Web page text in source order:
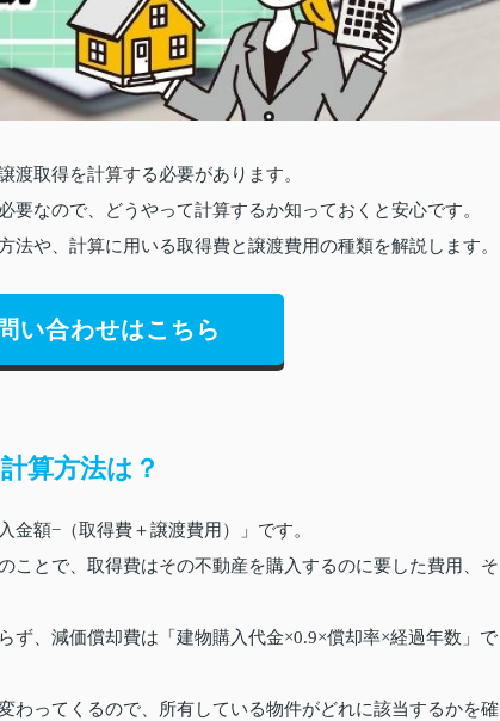
渡取得を計算する必要があります。
なので、どうやって計算するか知っておくと安心です。
や、計算に用いる取得費と譲渡費用の種類を解説します。
い合わせはこちら
算方法は？
額−（取得費＋譲渡費用）」です。
ことで、取得費はその不動産を購入するのに要した費用、そ
ず、減価償却費は「建物購入代金×0.9×償却率×経過年数」で
わってくるので、所有している物件がどれに該当するかを確